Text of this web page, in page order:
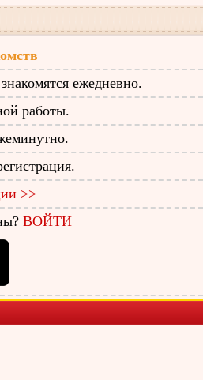
ежедневно.
работы.
>>
ВОЙТИ